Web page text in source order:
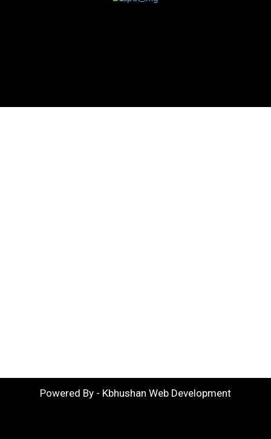
Powered By - Kbhushan Web Development